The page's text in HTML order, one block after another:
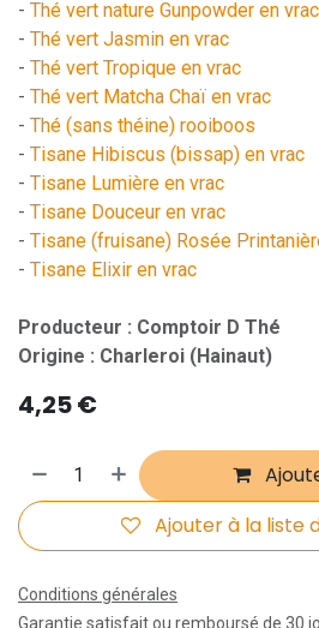
- Thé vert nature Gunpowder en vrac
- Thé vert Jasmin en vrac
- Thé vert Tropique en vrac
- Thé vert Matcha Chaï en vrac
- Thé (sans théine) rooiboos
- Tisane Hibiscus (bissap) en vrac
- Tisane Lumière en vrac
- Tisane Douceur en vrac
- Tisane (fruisane) Rosée
- Tisane Elixir en vrac
Producteur : Comptoir D Thé
Origine : Charleroi (Hainaut)
4,25€
Ajouter à la liste
Conditions générales
Garantie satisfait ou remboursé de 30